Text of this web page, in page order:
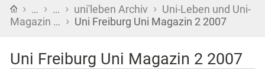
Startseite
› … › … › uni'leben Archiv › Uni-Leben und Uni-
Magazin … › Uni Freiburg Uni Magazin 2 2007
Uni Freiburg Uni Magazin 2 2007